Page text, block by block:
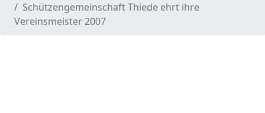
Schützengemeinschaft Thiede ehrt ihre
Vereinsmeister 2007